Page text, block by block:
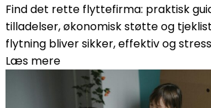
Find det rette flyttefirma: praktisk
tilladelser, økonomisk støtte og
flytning bliver sikker, effektiv og
Læs mere